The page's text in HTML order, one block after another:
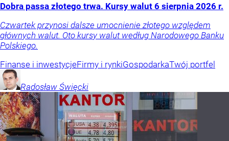
Dobra passa złotego trwa. Kursy walut 6 sierpnia 2026 r.
Czwartek przynosi dalsze umocnienie złotego względem
głównych walut. Oto kursy walut według Narodowego Banku
Polskiego.
Finanse i inwestycjeFirmy i rynkiGospodarkaTwój portfel
Radosław Święcki